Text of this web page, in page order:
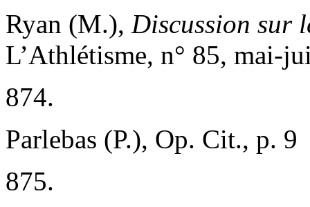
Ryan (M.), Discussion sur
L’Athlétisme, n° 85, mai-
874.
Parlebas (P.), Op. Cit., p. 9
875.